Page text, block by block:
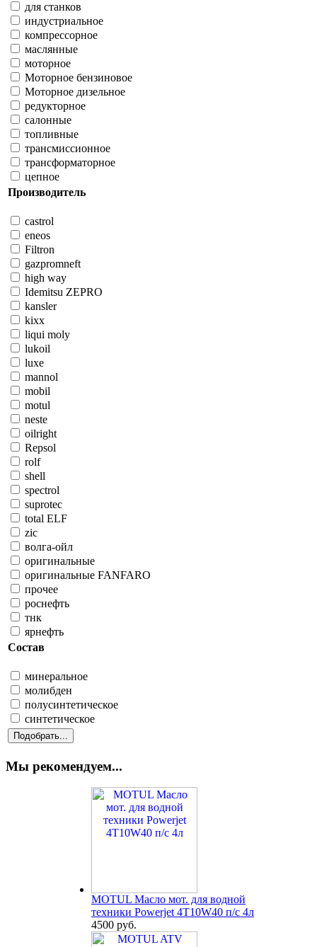
для станков
индустриальное
компрессорное
маслянные
моторное
Моторное бензиновое
Моторное дизельное
редукторное
салонные
топливные
трансмиссионное
трансформаторное
цепное
Производитель
castrol
eneos
Filtron
gazpromneft
high way
Idemitsu ZEPRO
kansler
kixx
liqui moly
lukoil
luxe
mannol
mobil
motul
neste
oilright
Repsol
rolf
shell
spectrol
suprotec
total ELF
zic
волга-ойл
оригинальные
оригинальные FANFARO
прочее
роснефть
тнк
ярнефть
Состав
минеральное
молибден
полусинтетическое
синтетическое
Мы рекомендуем...
MOTUL Масло мот. для водной
техники Powerjet 4T10W40 п/с 4л
4500 руб.